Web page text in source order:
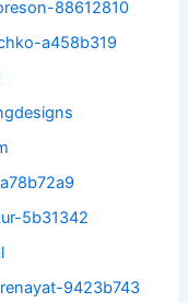
88612810
a458b319
5b31342
9423b743